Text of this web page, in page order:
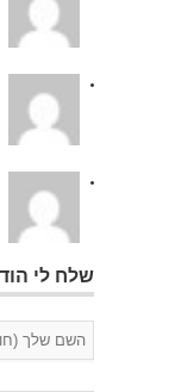
שלח לי